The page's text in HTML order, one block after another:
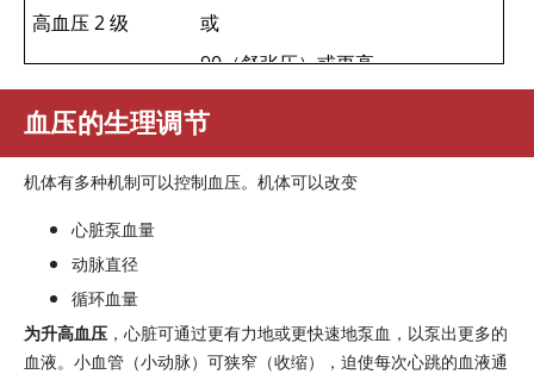
高血压 2 级
或
90（舒张压）或更高
*当患者的收缩压和舒张压分别归为不同的等级时，应以两
者中较高的值对患者进行分级。
成人高血压预防、检测、评估和管理指南》。
血压的生理调节
机体有多种机制可以控制血压。机体可以改变
心脏泵血量
动脉直径
循环血量
为升高血压 ，心脏可通过更有力地或更快速地泵血，以泵出更多的
血液。小血管（小动脉）可狭窄（收缩），迫使每次心跳的血液通